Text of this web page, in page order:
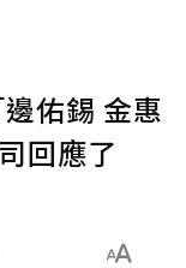
佑錫 金惠
回應了